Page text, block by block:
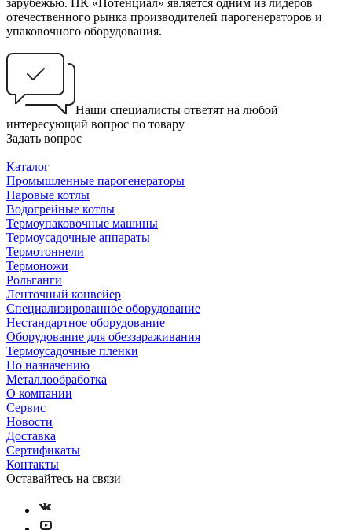
отечественного рынка производителей парогенераторов и
упаковочного оборудования.
Наши специалисты ответят на любой
интересующий вопрос по товару
Задать вопрос
Каталог
Промышленные парогенераторы
Паровые котлы
Водогрейные котлы
Термоупаковочные машины
Термоусадочные аппараты
Термотоннели
Термоножи
Рольганги
Ленточный конвейер
Специализированное оборудование
Нестандартное оборудование
Оборудование для обеззараживания
Термоусадочные пленки
По назначению
Металлообработка
О компании
Сервис
Новости
Доставка
Сертификаты
Контакты
Оставайтесь на связи